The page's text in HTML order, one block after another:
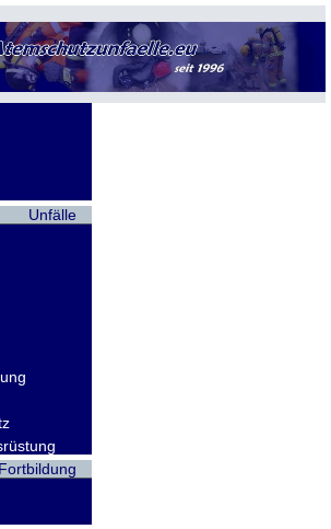
Allgemeines
Unfälle